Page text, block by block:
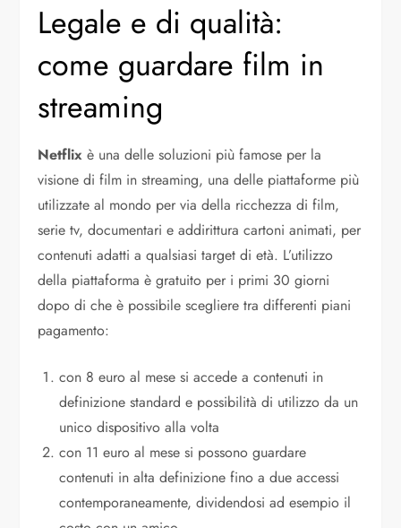
Legale e di qualità:
come guardare film in
streaming
Netflix è una delle soluzioni più famose per la
visione di film in streaming, una delle piattaforme più
utilizzate al mondo per via della ricchezza di film,
serie tv, documentari e addirittura cartoni animati, per
contenuti adatti a qualsiasi target di età. L’utilizzo
della piattaforma è gratuito per i primi 30 giorni
dopo di che è possibile scegliere tra differenti piani
pagamento:
con 8 euro al mese si accede a contenuti in
definizione standard e possibilità di utilizzo da un
unico dispositivo alla volta
con 11 euro al mese si possono guardare
contenuti in alta definizione fino a due accessi
contemporaneamente, dividendosi ad esempio il